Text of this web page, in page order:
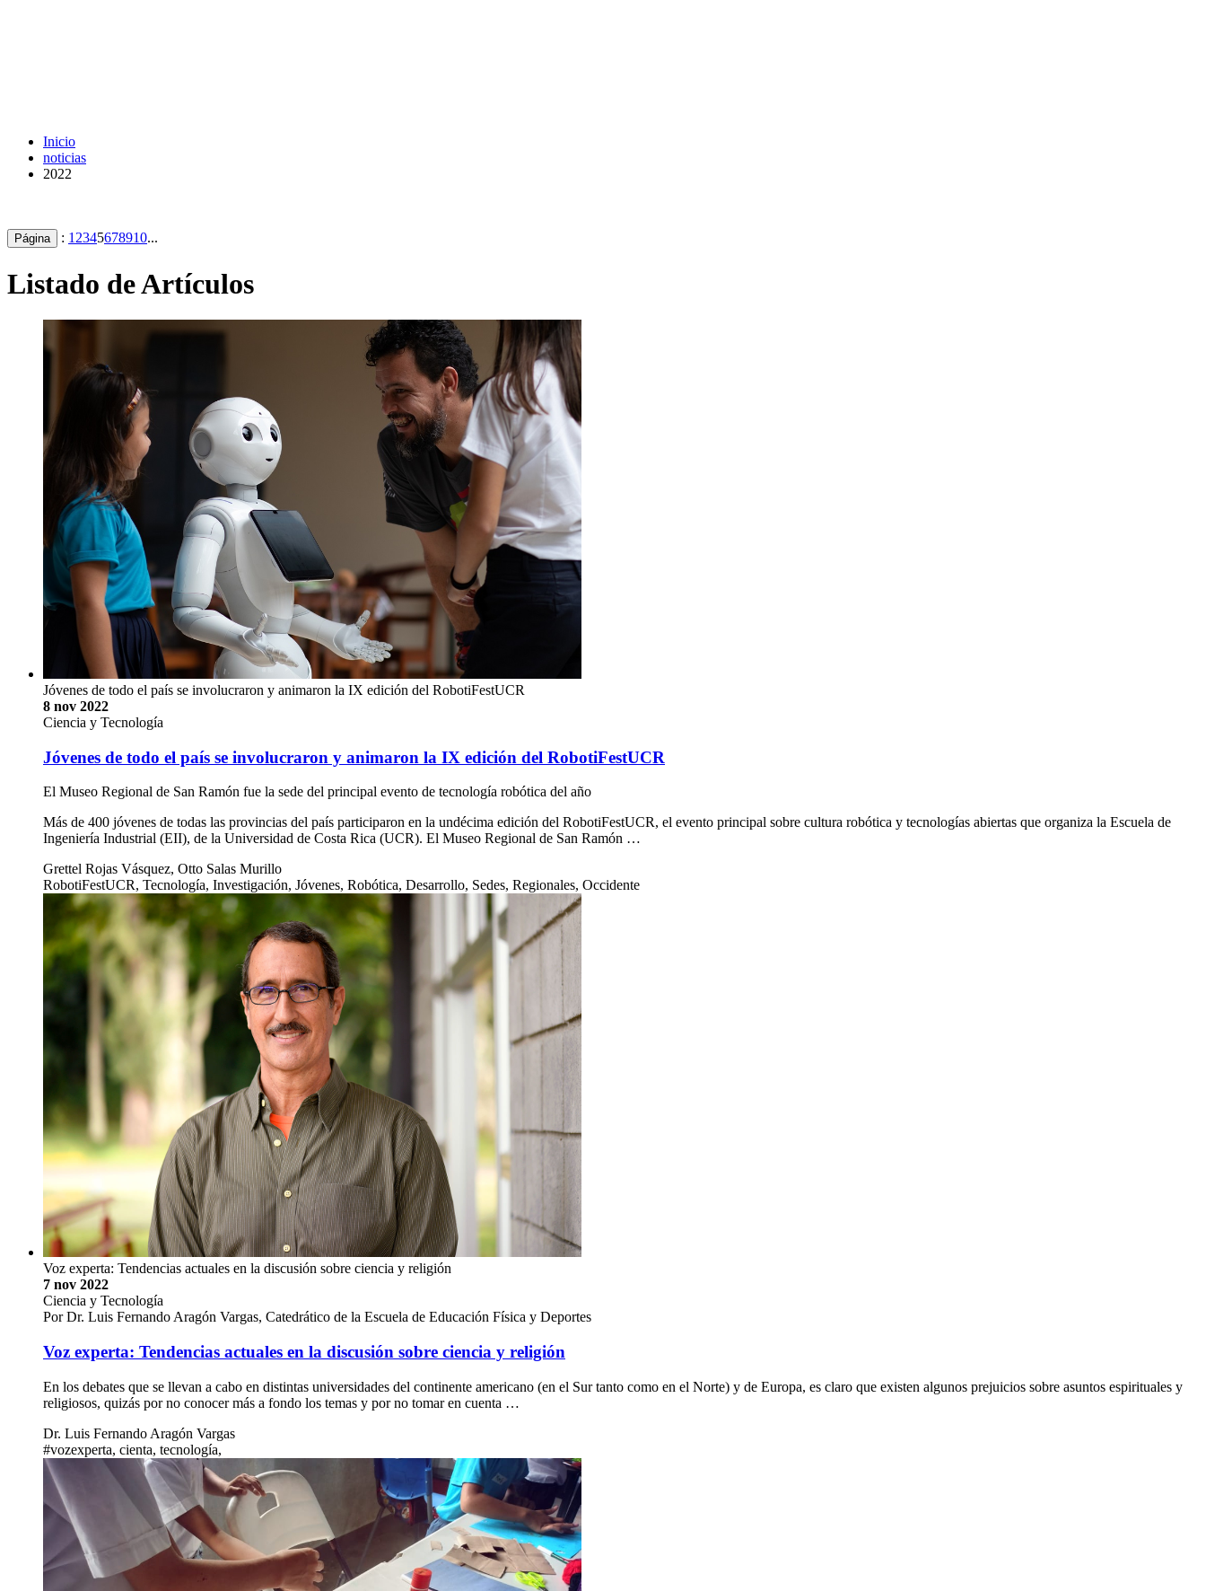
Inicio
noticias
2022
Página : 1 2345678910...
Listado de Artículos
Jóvenes de todo el país se involucraron y animaron la IX edición del RobotiFestUCR
8 nov 2022
Ciencia y Tecnología
Jóvenes de todo el país se involucraron y animaron la IX edición del RobotiFestUCR
El Museo Regional de San Ramón fue la sede del principal evento de tecnología robótica del año
Más de 400 jóvenes de todas las provincias del país participaron en la undécima edición del RobotiFestUCR, el evento principal sobre cultura robótica y tecnologías abiertas que organiza la Escuela de
Ingeniería Industrial (EII), de la Universidad de Costa Rica (UCR). El Museo Regional de San Ramón …
Grettel Rojas Vásquez, Otto Salas Murillo
RobotiFestUCR, Tecnología, Investigación, Jóvenes, Robótica, Desarrollo, Sedes, Regionales, Occidente
Voz experta: Tendencias actuales en la discusión sobre ciencia y religión
7 nov 2022
Ciencia y Tecnología
Por Dr. Luis Fernando Aragón Vargas, Catedrático de la Escuela de Educación Física y Deportes
Voz experta: Tendencias actuales en la discusión sobre ciencia y religión
En los debates que se llevan a cabo en distintas universidades del continente americano (en el Sur tanto como en el Norte) y de Europa, es claro que existen algunos prejuicios sobre asuntos espirituales y
religiosos, quizás por no conocer más a fondo los temas y por no tomar en cuenta …
Dr. Luis Fernando Aragón Vargas
#vozexperta, cienta, tecnología,